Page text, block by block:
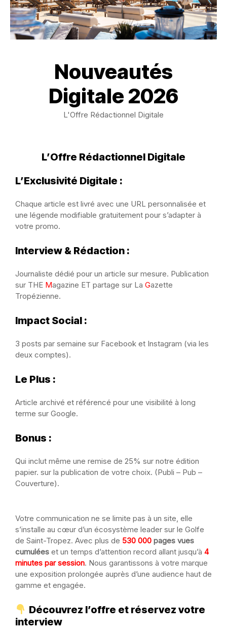
Nouveautés
Digitale 2026
L'Offre Rédactionnel Digitale
L’Offre Rédactionnel Digitale
L’Exclusivité Digitale :
Chaque article est livré avec une URL personnalisée et
une légende modifiable gratuitement pour s’adapter à
votre promo.
Interview & Rédaction :
Journaliste dédié pour un article sur mesure. Publication
sur THE Magazine ET partage sur La Gazette
Tropézienne.
Impact Social :
3 posts par semaine sur Facebook et Instagram (via les
deux comptes).
Le Plus :
Article archivé et référencé pour une visibilité à long
terme sur Google.
Bonus :
Qui inclut même une remise de 25% sur notre édition
papier. sur la publication de votre choix. (Publi – Pub –
Couverture).
Votre communication ne se limite pas à un site, elle
s’installe au cœur d’un écosystème leader sur le Golfe
de Saint-Tropez. Avec plus de 530 000 pages vues
cumulées et un temps d’attention record allant jusqu’à 4
minutes par session. Nous garantissons à votre marque
une exposition prolongée auprès d’une audience haut de
gamme et engagée.
Découvrez l’offre et réservez votre
interview